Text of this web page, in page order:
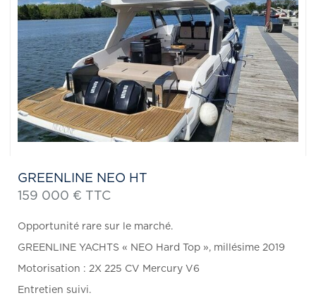
GREENLINE NEO HT
159 000 € TTC
Opportunité rare sur le marché.
GREENLINE YACHTS « NEO Hard Top », millésime 2019
Motorisation : 2X 225 CV Mercury V6
Entretien suivi.